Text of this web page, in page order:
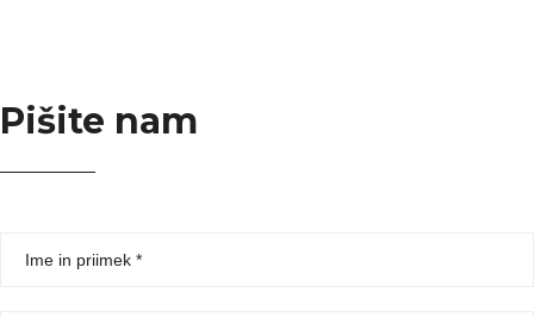
Pišite nam